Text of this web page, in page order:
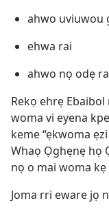
ahwo uviuwou
ehwa rai
ahwo nọ odẹ
Rekọ ehrẹ
woma vi eyena
keme “ẹkwoma
Whaọ Ọghẹnẹ họ
nọ o mai woma
Joma rri eware jọ